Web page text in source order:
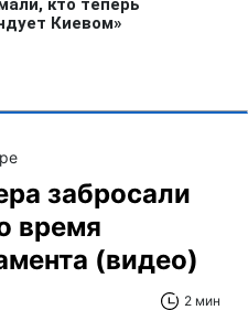
забросали
время
(видео)
2 мин